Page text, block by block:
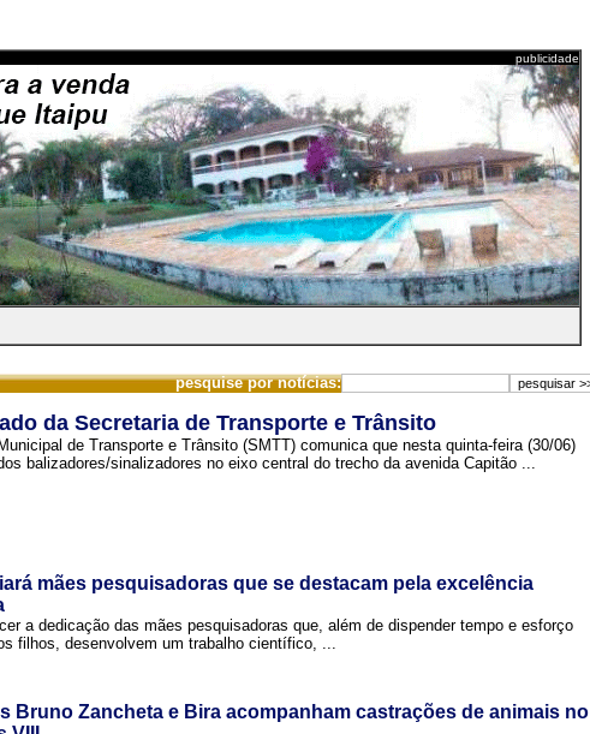
publicidade
pesquise por notícias:
da Secretaria de Transporte e Trânsito
de Transporte e Trânsito (SMTT) comunica que nesta quinta-feira (30/06)
balizadores/sinalizadores no eixo central do trecho da avenida Capitão ...
mães pesquisadoras que se destacam pela excelência
a dedicação das mães pesquisadoras que, além de dispender tempo e esforço
filhos, desenvolvem um trabalho científico, ...
Bruno Zancheta e Bira acompanham castrações de animais no